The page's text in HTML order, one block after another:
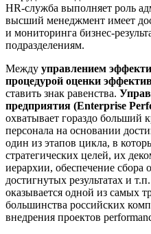
HR-служба выполняет роль
высший менеджмент имеет
и мониторинга бизнес-
подразделениям.
Между управлением
процедурой оценки
ставить знак равенства.
предприятия (Enterprise
охватывает гораздо больший
персонала на основании
один из этапов цикла, в
стратегических целей, их
иерархии, обеспечение
достигнутых результатах и
оказывается одной из самых
большинства российских
внедрения проектов